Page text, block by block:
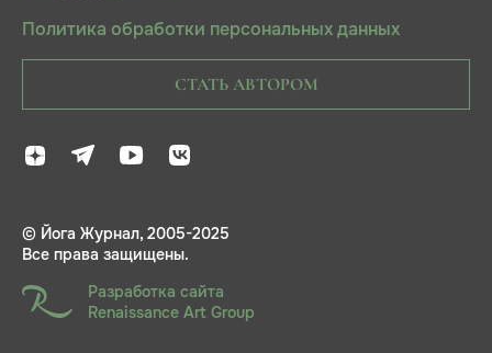
Политика обработки персональных данных
СТАТЬ АВТОРОМ
© Йога Журнал, 2005-2025
Все права защищены.
Разработка сайта
Renaissance Art Group